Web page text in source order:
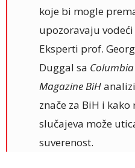
koje bi mogle
upozoravaju
Eksperti prof.
Duggal sa
Magazine BiH
znače za BiH i
slučajeva može
suverenost.